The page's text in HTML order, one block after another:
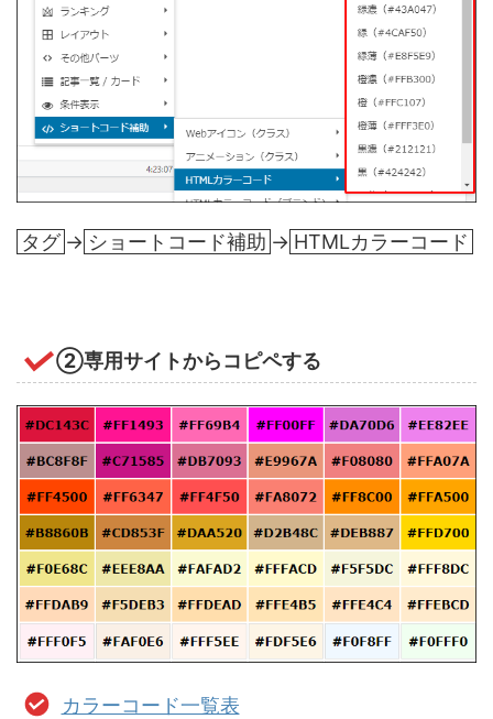
タグ → ショートコード補助 → HTMLカラーコード
②専用サイトからコピペする
カラーコード一覧表